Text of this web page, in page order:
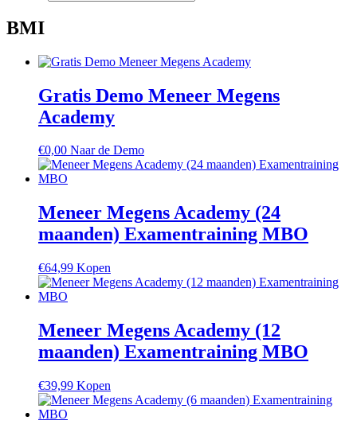
BMI
Gratis Demo Meneer Megens
Academy
€0,00 Naar de Demo
Meneer Megens Academy (24
maanden) Examentraining MBO
€64,99 Kopen
Meneer Megens Academy (12
maanden) Examentraining MBO
€39,99 Kopen